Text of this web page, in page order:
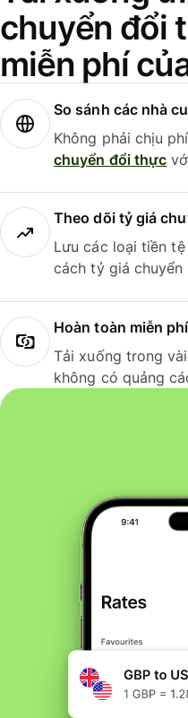
chuyển đổi
miễn phí
So sánh các nhà
Không phải chịu
chuyển đổi thực
Theo dõi tỷ giá
Lưu các loại tiền
cách tỷ giá
Hoàn toàn miễn
Tải xuống trong
không có quảng